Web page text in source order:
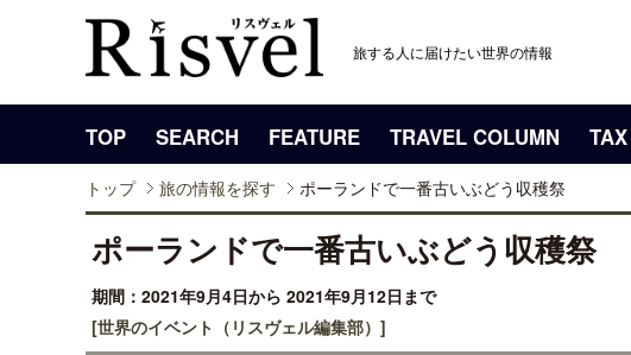
旅する人に届けたい世界の情報
TOP SEARCH FEATURE TRAVEL COLUMN
トップ 旅の情報を探す ポーランドで一番古いぶどう収穫祭
ポーランドで一番古いぶどう収穫祭
期間：2021年9月4日から 2021年9月12日まで
[世界のイベント（リスヴェル編集部）]